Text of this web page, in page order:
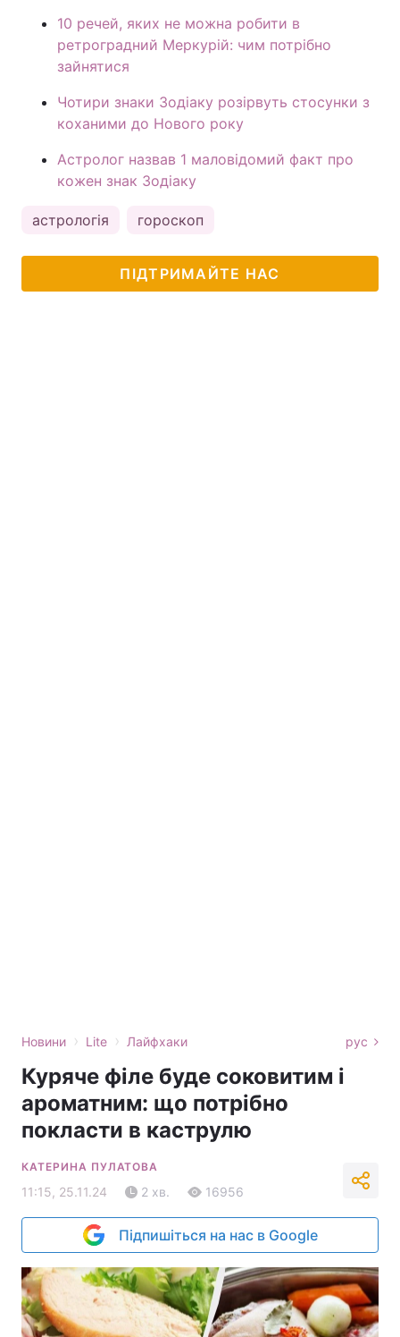
10 речей, яких не можна робити в
ретроградний Меркурій: чим потрібно
зайнятися
Чотири знаки Зодіаку розірвуть стосунки з
коханими до Нового року
Астролог назвав 1 маловідомий факт про
кожен знак Зодіаку
астрологія гороскоп
ПІДТРИМАЙТЕ НАС
Новини › Lite › Лайфхаки рус
Куряче філе буде соковитим і
ароматним: що потрібно
покласти в каструлю
КАТЕРИНА ПУЛАТОВА
11:15, 25.11.24 2 хв. 16956
Підпишіться на нас в Google